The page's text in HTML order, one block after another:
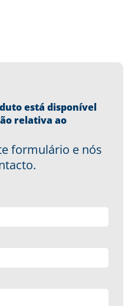
está disponível
relativa ao
formulário e nós